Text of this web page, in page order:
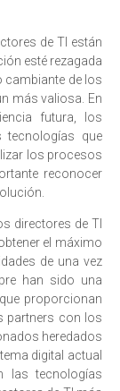
de TI están
esté rezagada
cambiante de los
más valiosa. En
futura, los
tecnologías que
los procesos
reconocer
directores de TI
el máximo
de una vez
han sido una
proporcionan
partners con los
heredados
digital actual
las tecnologías